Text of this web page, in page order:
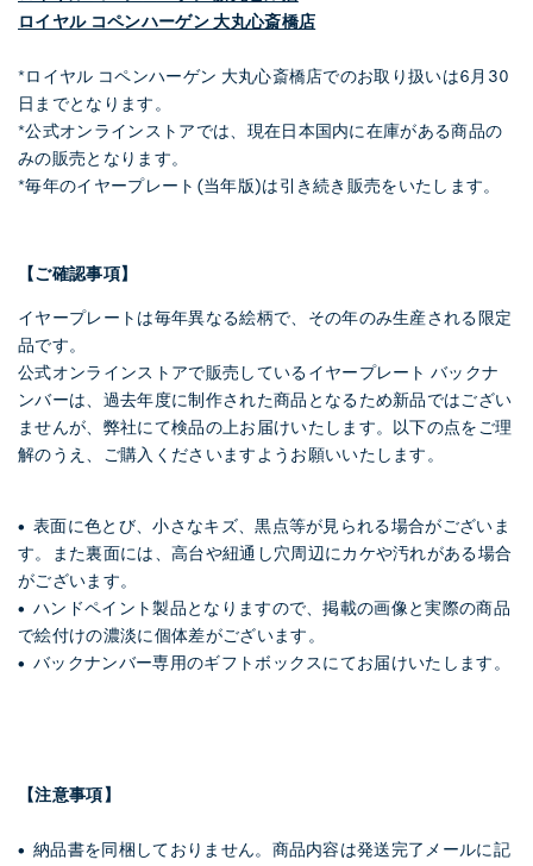
ロイヤル コペンハーゲン 大丸心斎橋店
*ロイヤル コペンハーゲン 大丸心斎橋店でのお取り扱いは6月30
日までとなります。
*公式オンラインストアでは、現在日本国内に在庫がある商品の
みの販売となります。
*毎年のイヤープレート(当年版)は引き続き販売をいたします。
【ご確認事項】
イヤープレートは毎年異なる絵柄で、その年のみ生産される限定
品です。
公式オンラインストアで販売しているイヤープレート バックナ
ンバーは、過去年度に制作された商品となるため新品ではござい
ませんが、弊社にて検品の上お届けいたします。以下の点をご理
解のうえ、ご購入くださいますようお願いいたします。
• 表面に色とび、小さなキズ、黒点等が見られる場合がございま
す。また裏面には、高台や紐通し穴周辺にカケや汚れがある場合
がございます。
• ハンドペイント製品となりますので、掲載の画像と実際の商品
で絵付けの濃淡に個体差がございます。
• バックナンバー専用のギフトボックスにてお届けいたします。
【注意事項】
• 納品書を同梱しておりません。商品内容は発送完了メールに記